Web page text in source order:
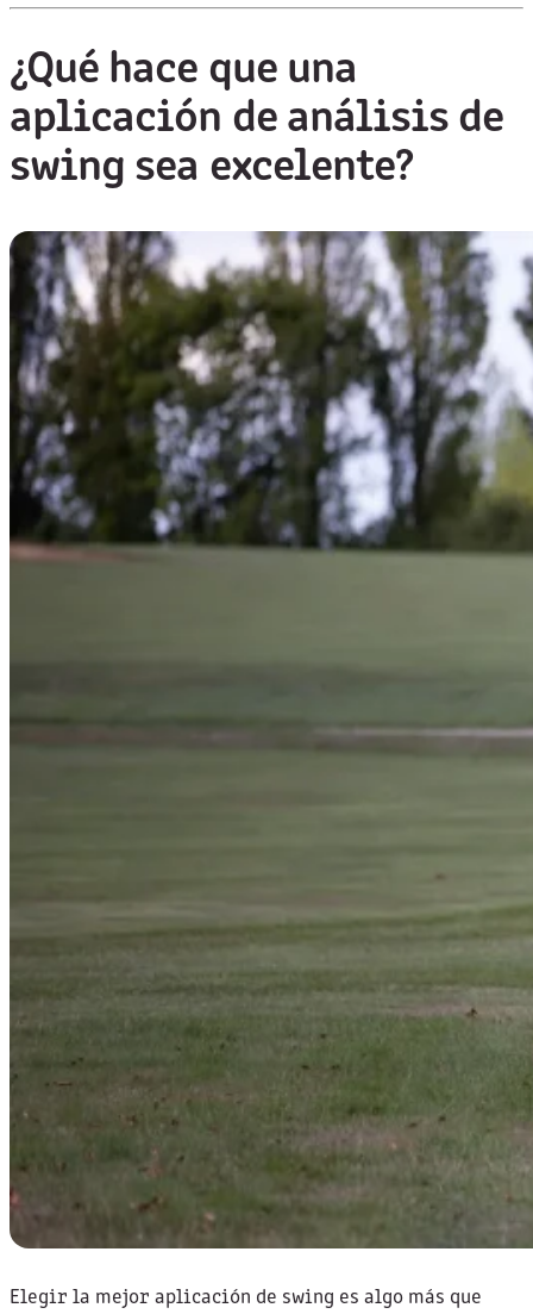
¿Qué hace que una
aplicación de análisis de
swing sea excelente?
Elegir la mejor aplicación de swing es algo más que